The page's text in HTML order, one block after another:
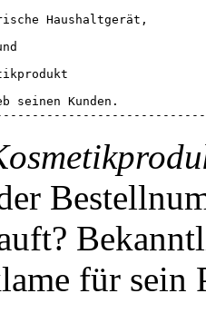
Haushaltgerät,
seinen Kunden.
für sein